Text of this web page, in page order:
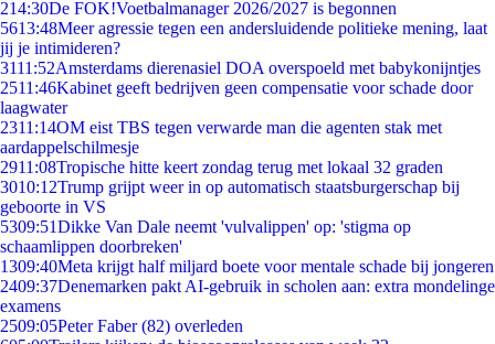
214:30De FOK!Voetbalmanager 2026/2027 is begonnen
5613:48Meer agressie tegen een andersluidende politieke mening, laat
jij je intimideren?
3111:52Amsterdams dierenasiel DOA overspoeld met babykonijntjes
2511:46Kabinet geeft bedrijven geen compensatie voor schade door
laagwater
2311:14OM eist TBS tegen verwarde man die agenten stak met
aardappelschilmesje
2911:08Tropische hitte keert zondag terug met lokaal 32 graden
3010:12Trump grijpt weer in op automatisch staatsburgerschap bij
geboorte in VS
5309:51Dikke Van Dale neemt 'vulvalippen' op: 'stigma op
schaamlippen doorbreken'
1309:40Meta krijgt half miljard boete voor mentale schade bij jongeren
2409:37Denemarken pakt AI-gebruik in scholen aan: extra mondelinge
examens
2509:05Peter Faber (82) overleden